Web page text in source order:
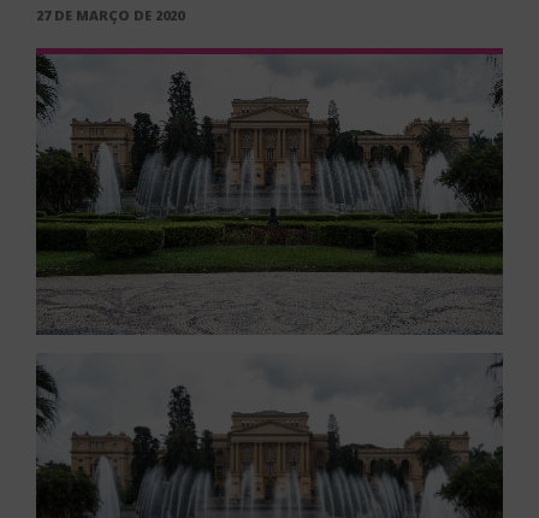
PUBLICADO
27 DE MARÇO DE 2020